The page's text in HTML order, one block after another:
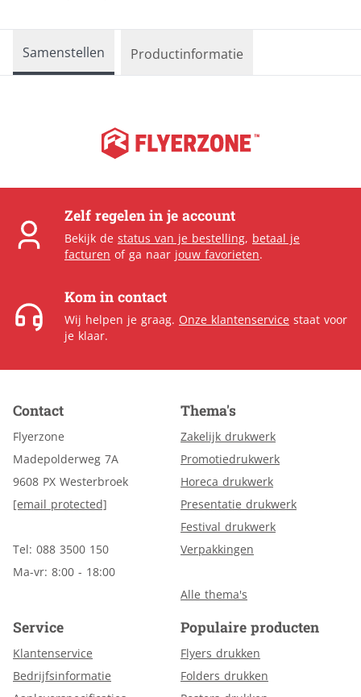
Samenstellen Productinformatie
Zelf regelen in je account
Bekijk de status van je bestelling, betaal je
facturen of ga naar jouw favorieten.
Kom in contact
Wij helpen je graag. Onze klantenservice staat voor
je klaar.
Contact
Flyerzone
Madepolderweg 7A
9608 PX Westerbroek
[email protected]
Tel: 088 3500 150
Ma-vr: 8:00 - 18:00
Thema's
Zakelijk drukwerk
Promotiedrukwerk
Horeca drukwerk
Presentatie drukwerk
Festival drukwerk
Verpakkingen
Alle thema's
Service
Klantenservice
Bedrijfsinformatie
Populaire producten
Flyers drukken
Folders drukken